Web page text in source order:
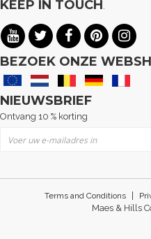
KEEP IN TOUCH.
BEZOEK ONZE
NIEUWSBRIEF
Ontvang 10 % korting
Terms and Conditions
Maes & Hills